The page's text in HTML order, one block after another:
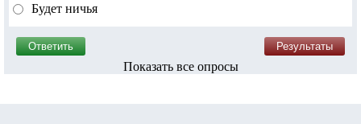
Будет ничья
Показать все опросы